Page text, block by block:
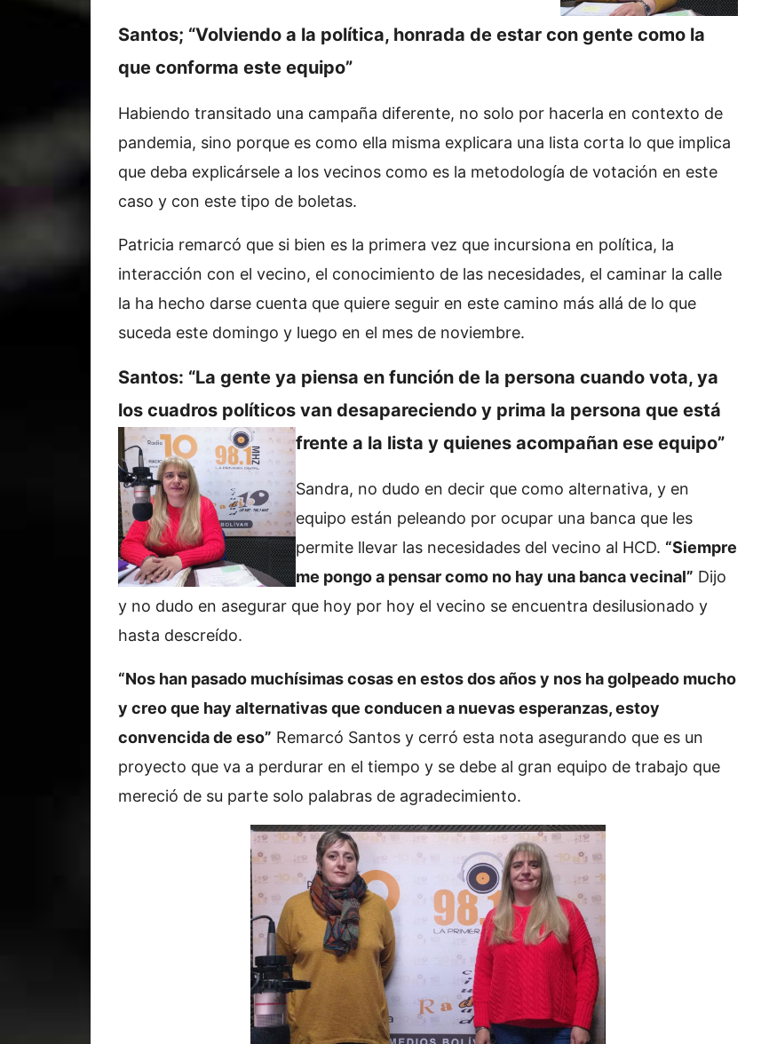
Santos; “Volviendo a la política, honrada de estar con gente como la
que conforma este equipo”
Habiendo transitado una campaña diferente, no solo por hacerla en contexto de
pandemia, sino porque es como ella misma explicara una lista corta lo que implica
que deba explicársele a los vecinos como es la metodología de votación en este
caso y con este tipo de boletas.
Patricia remarcó que si bien es la primera vez que incursiona en política, la
interacción con el vecino, el conocimiento de las necesidades, el caminar la calle
la ha hecho darse cuenta que quiere seguir en este camino más allá de lo que
suceda este domingo y luego en el mes de noviembre.
Santos: “La gente ya piensa en función de la persona cuando vota, ya
los cuadros políticos van desapareciendo y prima la persona que está
frente a la lista y quienes acompañan ese equipo”
Sandra, no dudo en decir que como alternativa, y en
equipo están peleando por ocupar una banca que les
permite llevar las necesidades del vecino al HCD. “Siempre
me pongo a pensar como no hay una banca vecinal” Dijo
y no dudo en asegurar que hoy por hoy el vecino se encuentra desilusionado y
hasta descreído.
“Nos han pasado muchísimas cosas en estos dos años y nos ha golpeado mucho
y creo que hay alternativas que conducen a nuevas esperanzas, estoy
convencida de eso” Remarcó Santos y cerró esta nota asegurando que es un
proyecto que va a perdurar en el tiempo y se debe al gran equipo de trabajo que
mereció de su parte solo palabras de agradecimiento.